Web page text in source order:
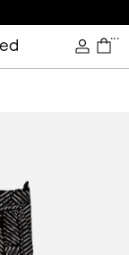
...